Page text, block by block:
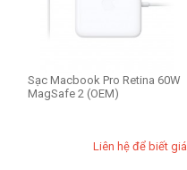
30W
Sạc Macbook Pro Retina 60W
MagSafe 2 (OEM)
Liên hệ để biết giá